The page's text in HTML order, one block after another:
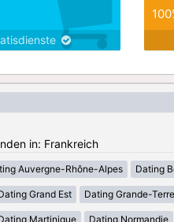
in: Frankreich
Auvergne-Rhône-Alpes Dating
Grand Est Dating Grande-Terre
Martinique Dating Normandie